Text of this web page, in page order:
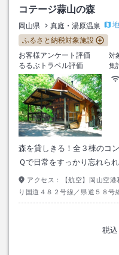
コテージ蒜山の森
岡山県 真庭・湯原温泉
ふるさと納税対象施設
お客様アンケート評価
対
るるぶトラベル評価
集
森を貸しきる！全３棟のコ
Ｑで日常をすっかり忘れら
アクセス：
【航空】岡山空
り国道４８２号線／県道５８号
０ｍを右折。
税込